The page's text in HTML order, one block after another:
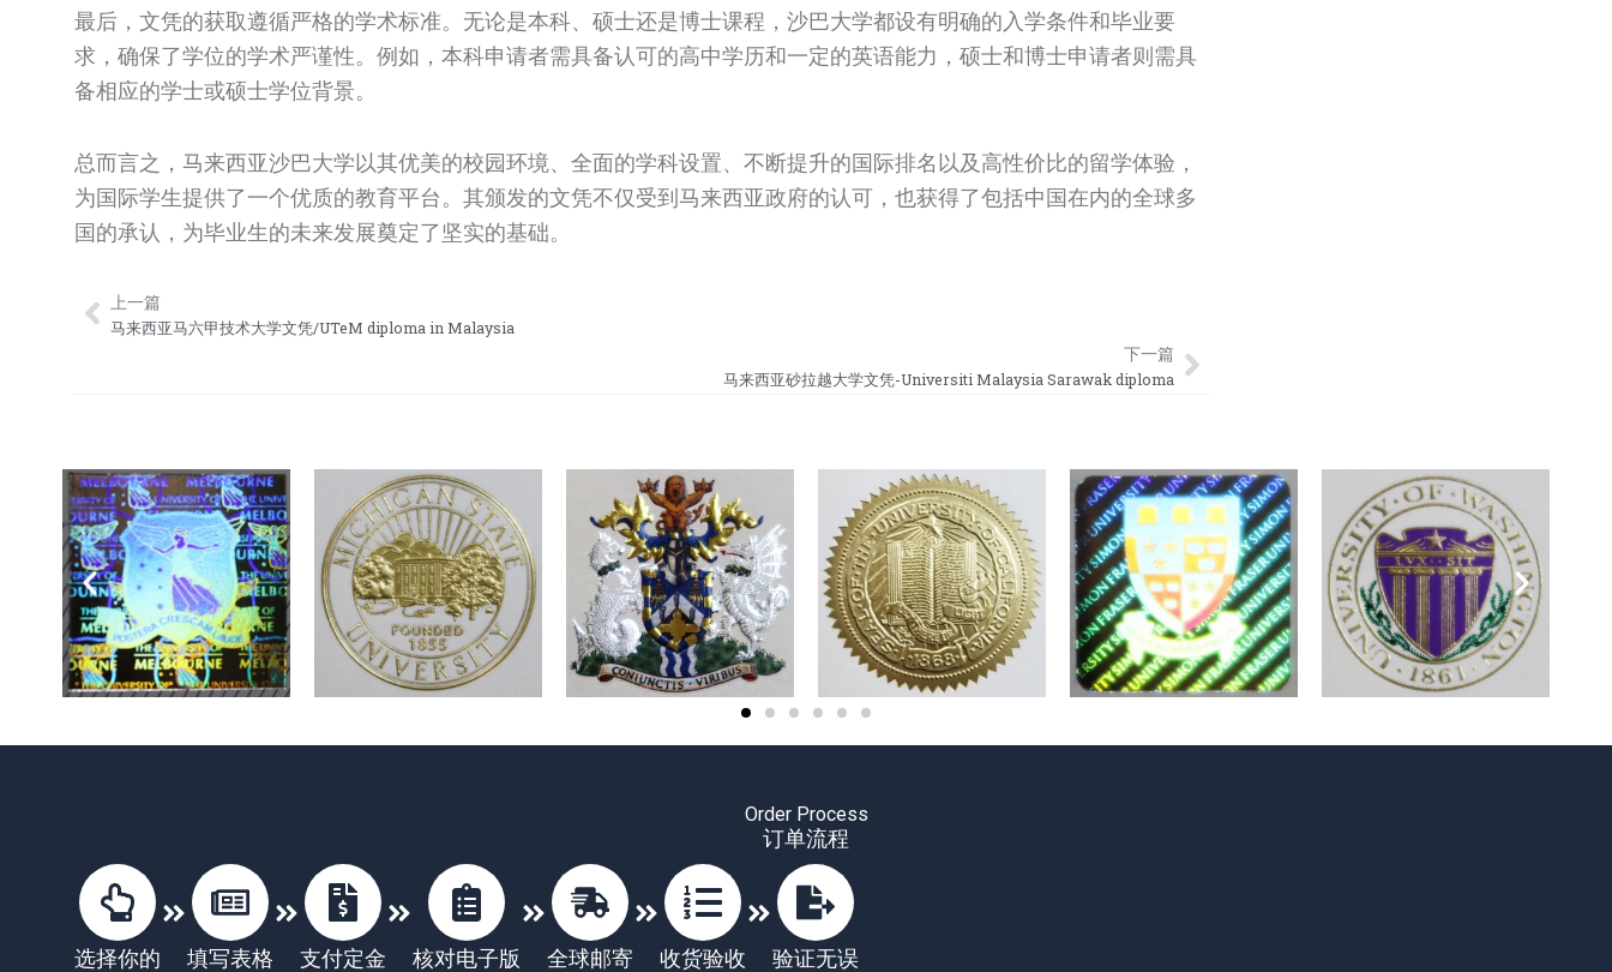
最后，文凭的获取遵循严格的学术标准。无论是本科、硕士还是博士课程，沙巴大学都设有明确的入学条件和毕业要
求，确保了学位的学术严谨性。例如，本科申请者需具备认可的高中学历和一定的英语能力，硕士和博士申请者则需具
备相应的学士或硕士学位背景。
总而言之，马来西亚沙巴大学以其优美的校园环境、全面的学科设置、不断提升的国际排名以及高性价比的留学体验，
为国际学生提供了一个优质的教育平台。其颁发的文凭不仅受到马来西亚政府的认可，也获得了包括中国在内的全球多
国的承认，为毕业生的未来发展奠定了坚实的基础。
Prev
上一篇
马来西亚马六甲技术大学文凭/UTeM diploma in Malaysia
下一篇
马来西亚砂拉越大学文凭-Universiti Malaysia Sarawak diploma
Order Process
订单流程
选择你的
填写表格
支付定金
核对电子版
全球邮寄
收货验收
验证无误